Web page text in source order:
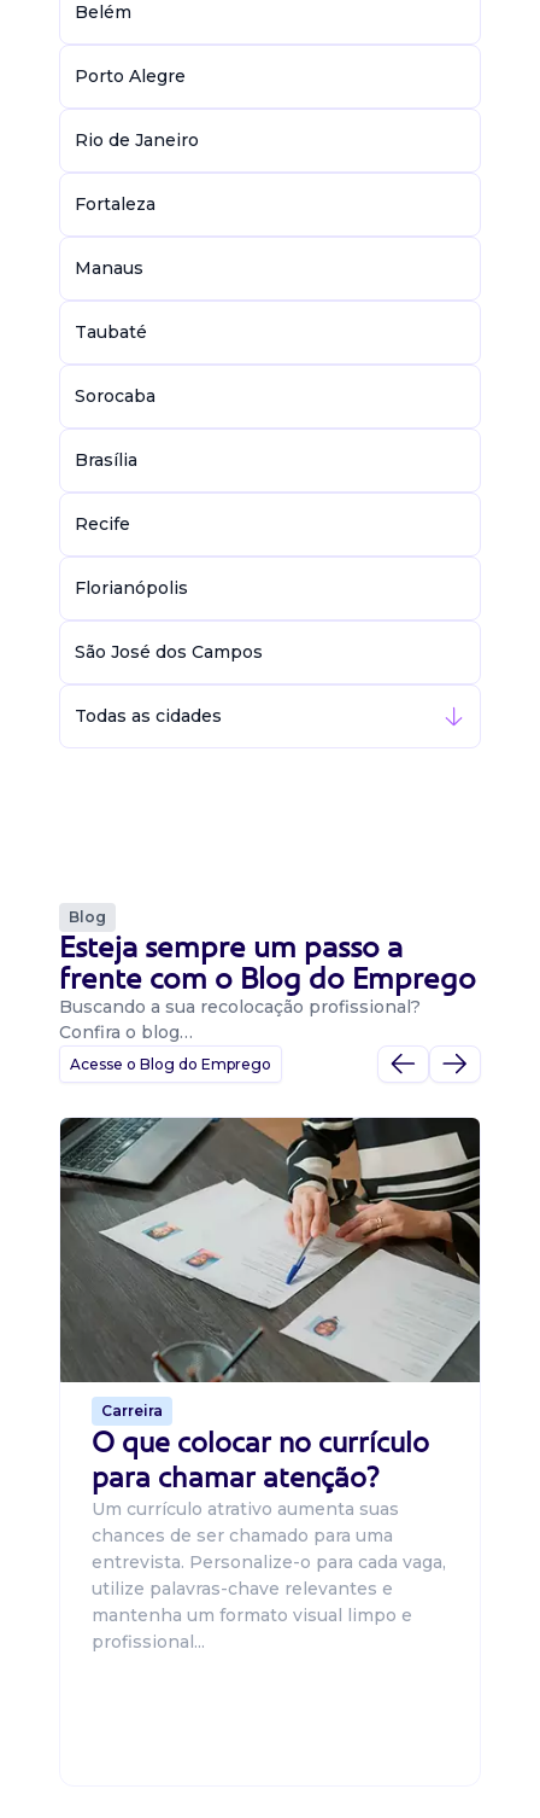
Belém
Porto Alegre
Rio de Janeiro
Fortaleza
Manaus
Taubaté
Sorocaba
Brasília
Recife
Florianópolis
São José dos Campos
Todas as cidades
Blog
Esteja sempre um passo a
frente com o Blog do Emprego
Buscando a sua recolocação profissional?
Confira o blog…
Acesse o Blog do Emprego
Carreira
O que colocar no currículo
para chamar atenção?
Um currículo atrativo aumenta suas
chances de ser chamado para uma
entrevista. Personalize-o para cada vaga,
utilize palavras-chave relevantes e
mantenha um formato visual limpo e
profissional...